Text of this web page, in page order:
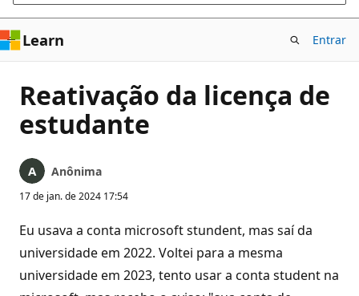
Learn Entrar
Reativação da licença de
estudante
Anônima
17 de jan. de 2024 17:54
Eu usava a conta microsoft stundent, mas saí da
universidade em 2022. Voltei para a mesma
universidade em 2023, tento usar a conta student na